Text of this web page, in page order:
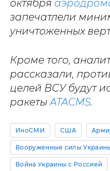
октября
запечатлели
уничтоженных
Кроме того,
рассказали,
целей ВСУ будут
ракетыATACMS.
ИноСМИ США
Вооруженные силы
Война Украины с Россией